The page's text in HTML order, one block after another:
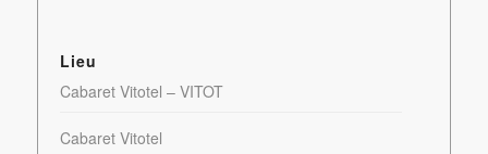
Lieu
Cabaret Vitotel – VITOT
Cabaret Vitotel